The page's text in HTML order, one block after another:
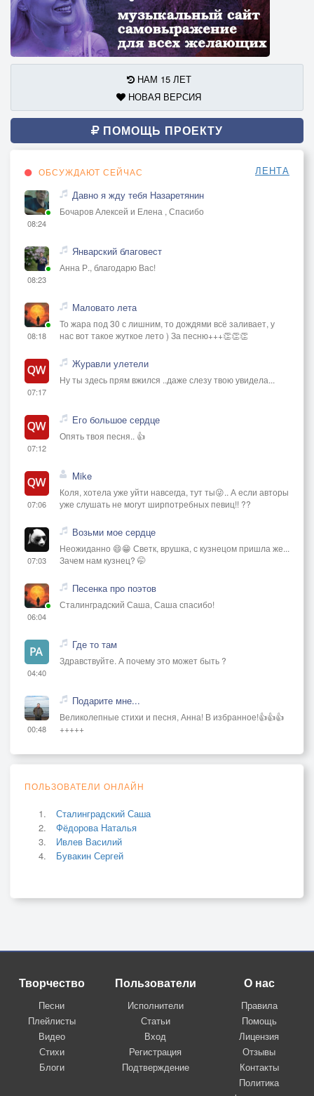
НАМ 15 ЛЕТ
НОВАЯ ВЕРСИЯ
ПОМОЩЬ ПРОЕКТУ
ОБСУЖДАЮТ СЕЙЧАС ЛЕНТА
08:24
Давно я жду тебя Назаретянин
Бочаров Алексей и Елена , Спасибо
08:23
Январский благовест
Анна Р., благодарю Вас!
08:18
Маловато лета
То жара под 30 с лишним, то дождями всё заливает, у
нас вот такое жуткое лето ) За песню+++👏👏👏
07:17
Журавли улетели
Ну ты здесь прям вжился ..даже слезу твою увидела...
07:12
Его большое сердце
Опять твоя песня.. 👍
07:06
Mike
Коля, хотела уже уйти навсегда, тут ты😜.. А если авторы
уже слушать не могут ширпотребных певиц!! ??
07:03
Возьми мое сердце
Неожиданно 😄😁 Светк, врушка, с кузнецом пришла же...
Зачем нам кузнец? 🤭
06:04
Песенка про поэтов
Сталинградский Саша, Саша спасибо!
04:40
Где то там
Здравствуйте. А почему это может быть ?
00:48
Подарите мне...
Великолепные стихи и песня, Анна! В избранное!👍👍👍
+++++
ПОЛЬЗОВАТЕЛИ ОНЛАЙН
Сталинградский Саша
Фёдорова Наталья
Ивлев Василий
Бувакин Сергей
Творчество
Песни
Плейлисты
Видео
Стихи
Блоги
Пользователи
Исполнители
Статьи
Вход
Регистрация
Подтверждение
О нас
Правила
Помощь
Лицензия
Отзывы
Контакты
Политика